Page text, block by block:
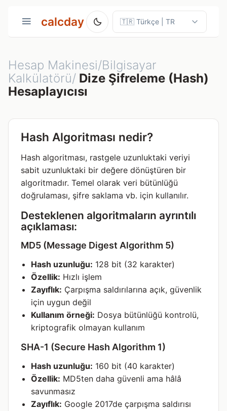
calcday
Hesap Makinesi/Bilgisayar
Kalkülatörü/ Dize Şifreleme (Hash)
Hesaplayıcısı
Hash Algoritması nedir?
Hash algoritması, rastgele uzunluktaki veriyi
sabit uzunluktaki bir değere dönüştüren bir
algoritmadır. Temel olarak veri bütünlüğü
doğrulaması, şifre saklama vb. için kullanılır.
Desteklenen algoritmaların ayrıntılı
açıklaması:
MD5 (Message Digest Algorithm 5)
Hash uzunluğu: 128 bit (32 karakter)
Özellik: Hızlı işlem
Zayıflık: Çarpışma saldırılarına açık, güvenlik
için uygun değil
Kullanım örneği: Dosya bütünlüğü kontrolü,
kriptografik olmayan kullanım
SHA-1 (Secure Hash Algorithm 1)
Hash uzunluğu: 160 bit (40 karakter)
Özellik: MD5ten daha güvenli ama hâlâ
savunmasız
Zayıflık: Google 2017de çarpışma saldırısı